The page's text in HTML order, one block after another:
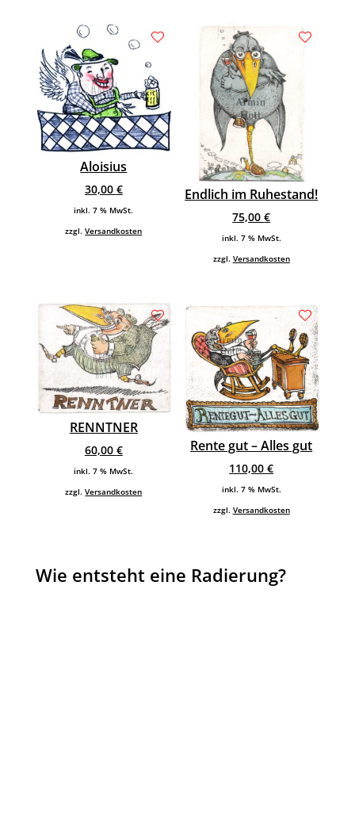
Aloisius
30,00 €
inkl. 7 % MwSt.
zzgl.Versandkosten
Endlich im Ruhestand!
75,00€
inkl. 7 % MwSt.
zzgl. Versandkosten
RENNTNER
60,00 €
inkl. 7 % MwSt.
zzgl.Versandkosten
Rente gut – Alles gut
110,00€
inkl. 7 % MwSt.
zzgl. Versandkosten
Wie entsteht eine Radierung?